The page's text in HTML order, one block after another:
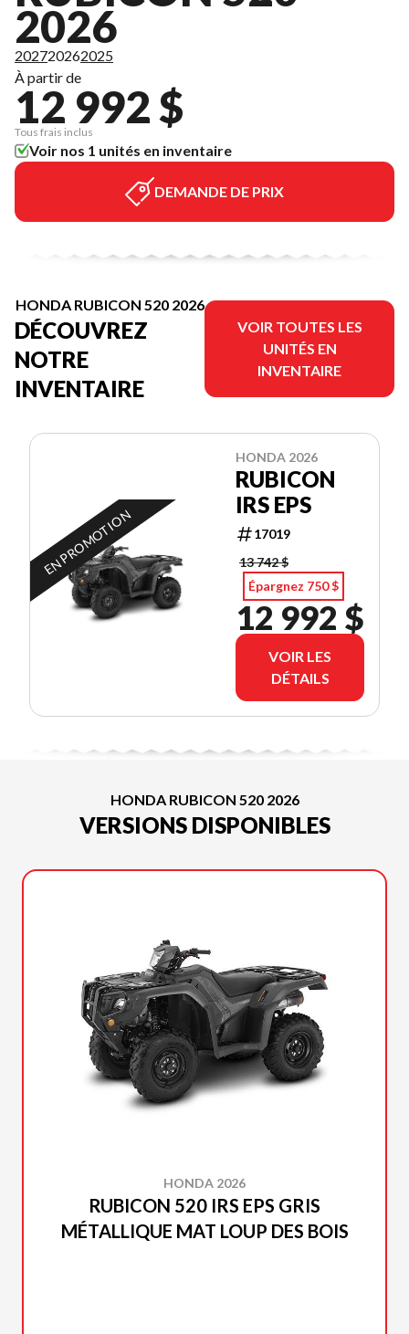
2026
202720262025
À partir de
12 992 $
Tous frais inclus
Voir nos 1 unités en inventaire
DEMANDE DE PRIX
HONDA RUBICON 520 2026
DÉCOUVREZ
NOTRE
INVENTAIRE
VOIR TOUTES LES
UNITÉS EN
INVENTAIRE
EN PROMOTION
HONDA 2026
RUBICON
IRS EPS
17019
13 742 $
Épargnez 750 $
12 992 $
VOIR LES
DÉTAILS
HONDA RUBICON 520 2026
VERSIONS DISPONIBLES
HONDA 2026
RUBICON 520 IRS EPS GRIS
MÉTALLIQUE MAT LOUP DES BOIS